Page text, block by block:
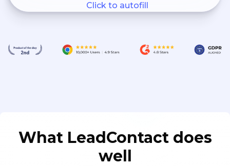
Click to autofill
What LeadContact does
well